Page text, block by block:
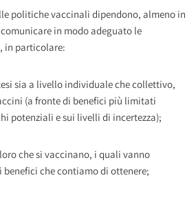
politiche vaccinali dipendono, almeno in
in modo adeguato le
in particolare:
sia a livello individuale che collettivo,
(a fronte di benefici più limitati
potenziali e sui livelli di incertezza);
che si vaccinano, i quali vanno
che contiamo di ottenere;